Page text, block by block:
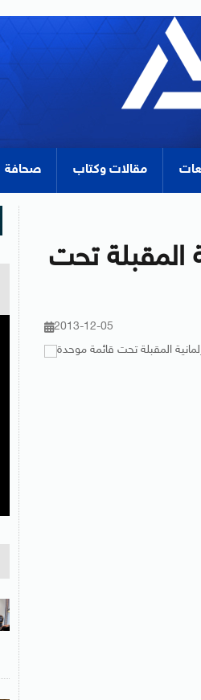
مقالات وكتاب صحافة
المقبلة تحت
2013-12-05